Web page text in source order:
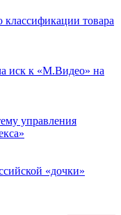
товара
иск к «М.Видео» на
управления
«дочки»